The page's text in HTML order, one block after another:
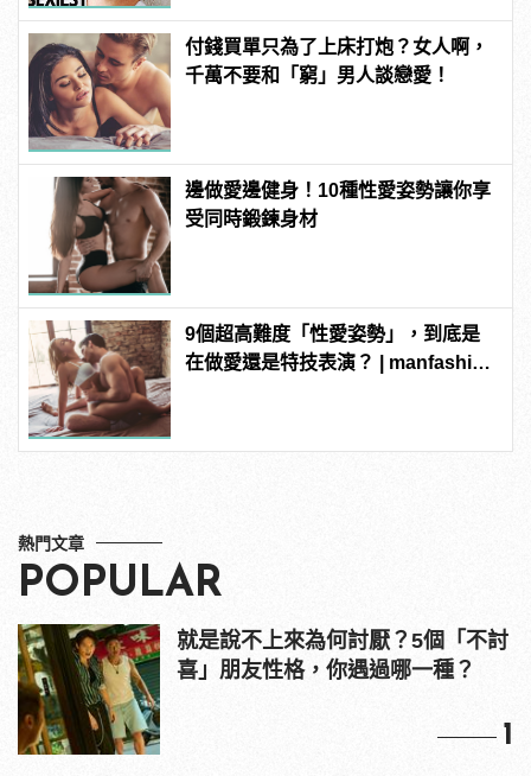
付錢買單只為了上床打炮？女人啊，
千萬不要和「窮」男人談戀愛！
邊做愛邊健身！10種性愛姿勢讓你享
受同時鍛鍊身材
9個超高難度「性愛姿勢」，到底是
在做愛還是特技表演？ | manfashion
熱門文章
POPULAR
就是說不上來為何討厭？5個「不討
喜」朋友性格，你遇過哪一種？
1